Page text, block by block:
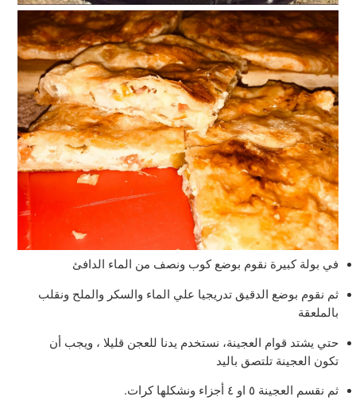
في بولة كبيرة نقوم بوضع كوب ونصف من الماء الدافئ
ثم نقوم بوضع الدقيق تدريجيا علي الماء والسكر والملح ونقلب
بالملعقة
حتي يشتد قوام العجينة، نستخدم يدنا للعجن قليلا ، ويجب أن
تكون العجينة تلتصق باليد
ثم نقسم العجينة ٥ او ٤ أجزاء ونشكلها كرات.